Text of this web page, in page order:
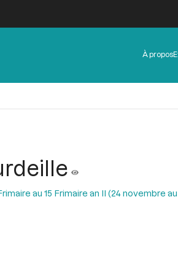
Menu
de
À propos
au 15 Frimaire an II (24 novembre